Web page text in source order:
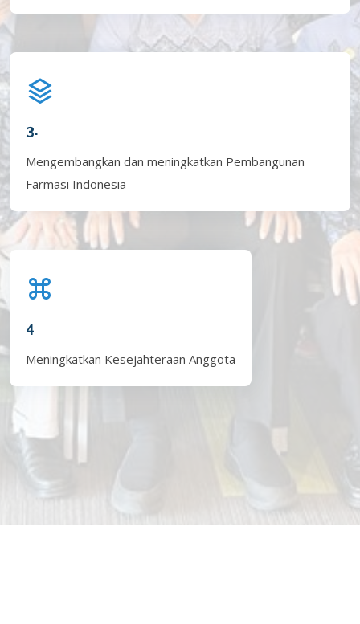
3.
Mengembangkan dan meningkatkan Pembangunan
Farmasi Indonesia
4
Meningkatkan Kesejahteraan Anggota